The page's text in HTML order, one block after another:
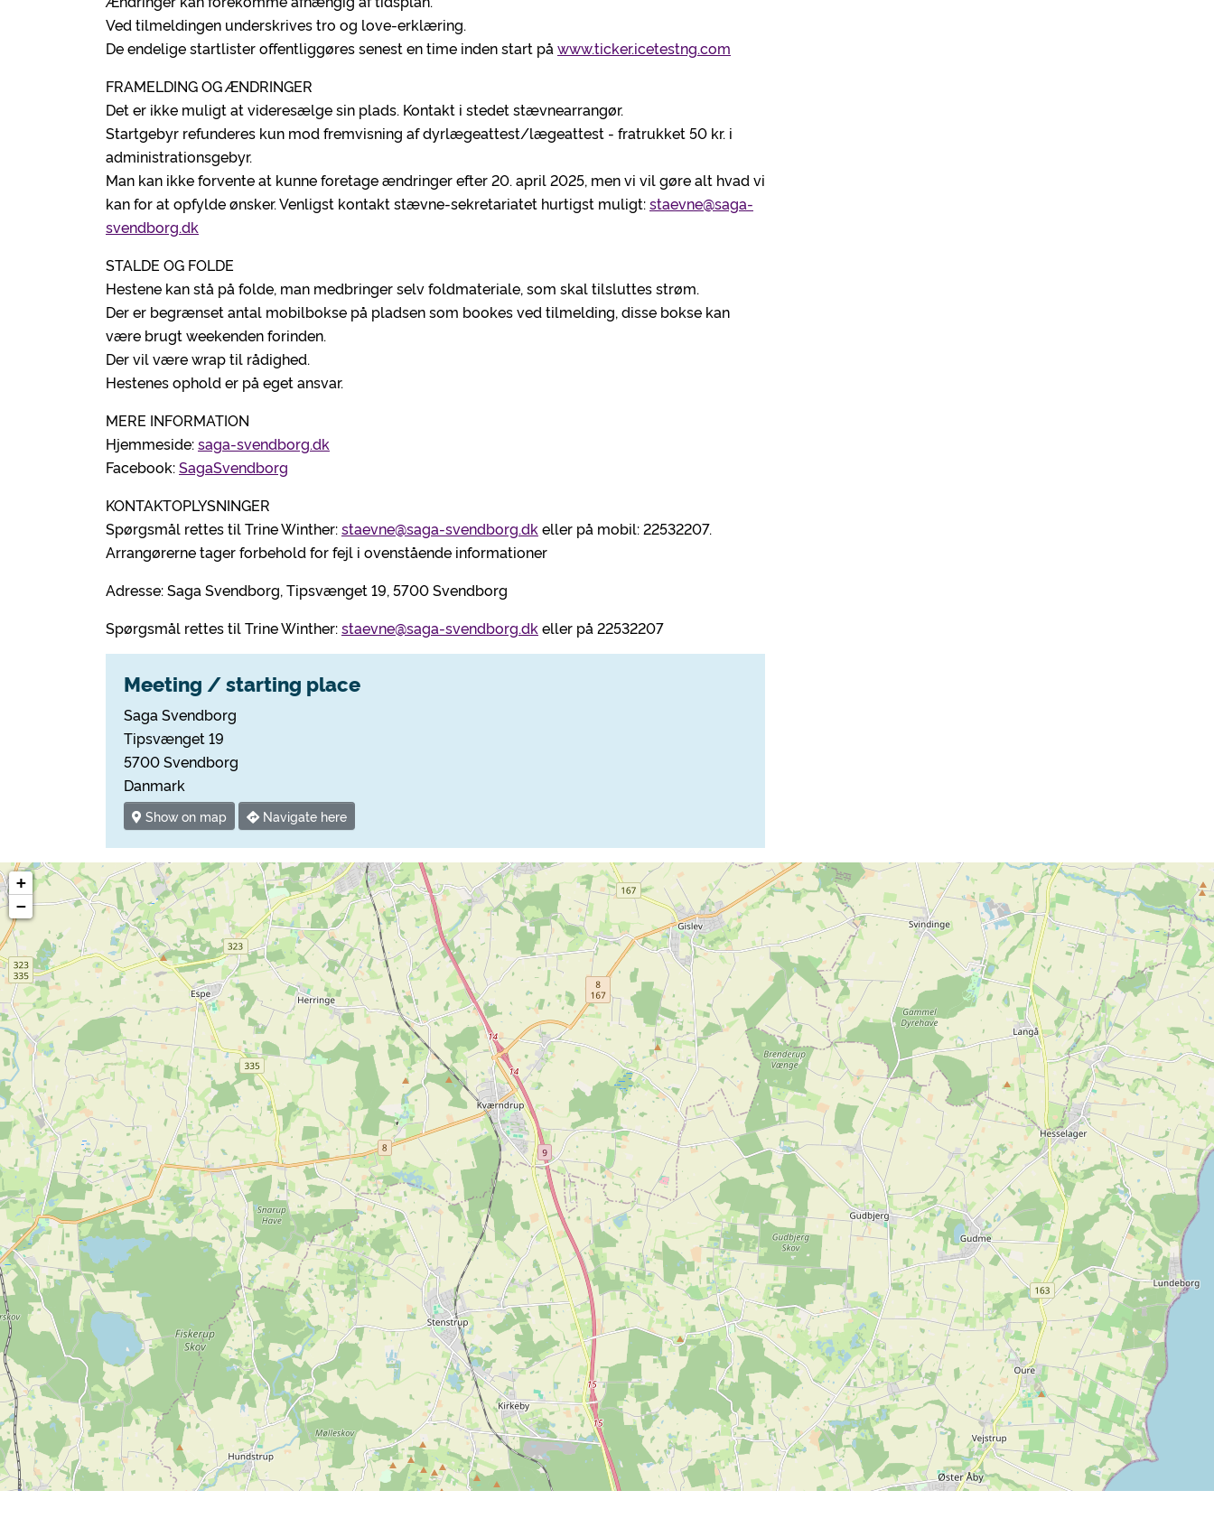
Ved tilmeldingen underskrives tro og love-erklæring.
De endelige startlister offentliggøres senest en time inden start på www.ticker.icetestng.com
FRAMELDING OG ÆNDRINGER
Det er ikke muligt at videresælge sin plads. Kontakt i stedet stævnearrangør.
Startgebyr refunderes kun mod fremvisning af dyrlægeattest/lægeattest - fratrukket 50 kr. i
administrationsgebyr.
Man kan ikke forvente at kunne foretage ændringer efter 20. april 2025, men vi vil gøre alt hvad vi
kan for at opfylde ønsker. Venligst kontakt stævne-sekretariatet hurtigst muligt:staevne@saga-
svendborg.dk
STALDE OG FOLDE
Hestene kan stå på folde, man medbringer selv foldmateriale, som skal tilsluttes strøm.
Der er begrænset antal mobilbokse på pladsen som bookes ved tilmelding, disse bokse kan
være brugt weekenden forinden.
Der vil være wrap til rådighed.
Hestenes ophold er på eget ansvar.
MERE INFORMATION
Hjemmeside:saga-svendborg.dk
Facebook:SagaSvendborg
KONTAKTOPLYSNINGER
Spørgsmål rettes til Trine Winther:staevne@saga-svendborg.dk eller på mobil: 22532207.
Arrangørerne tager forbehold for fejl i ovenstående informationer
Adresse: Saga Svendborg, Tipsvænget 19, 5700 Svendborg
Spørgsmål rettes til Trine Winther:staevne@saga-svendborg.dk eller på 22532207
Meeting / starting place
Saga Svendborg
Tipsvænget 19
5700 Svendborg
Danmark
Show on map Navigate here
+
−